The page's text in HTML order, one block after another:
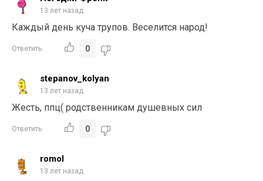
13 лет назад
Каждый день куча трупов. Веселится народ!
Ответить 0
stepanov_kolyan
13 лет назад
Жесть, ппц( родственникам душевных сил
Ответить 0
romol
13 лет назад